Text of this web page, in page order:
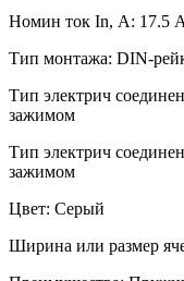
Номин ток In, А: 17.5 А
Тип монтажа: DIN-
Тип электрич
зажимом
Тип электрич
зажимом
Цвет: Серый
Ширина или размер